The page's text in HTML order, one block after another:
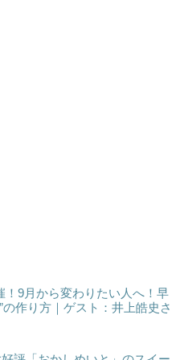
！9月から変わりたい人へ！早
の作り方｜ゲスト：井上皓史さ